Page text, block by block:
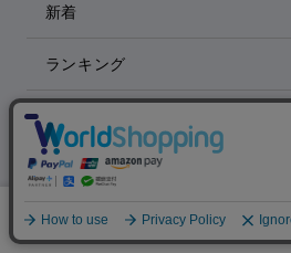
新着
ランキング
SALE
SIZE